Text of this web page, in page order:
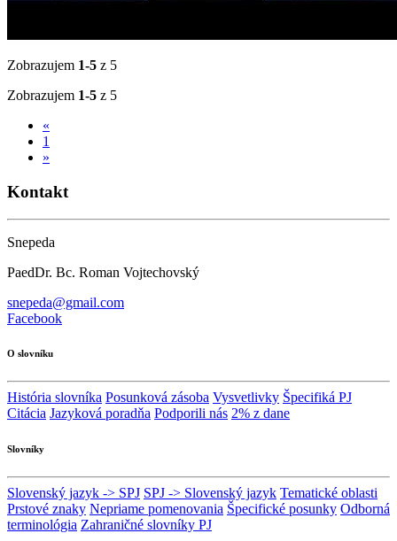
Zobrazujem 1-5 z 5
Zobrazujem 1-5 z 5
«
1
»
Kontakt
Snepeda
PaedDr. Bc. Roman Vojtechovský
snepeda@gmail.com
Facebook
O slovníku
História slovníka Posunková zásoba Vysvetlivky Špecifiká PJ
Citácia Jazyková poradňa Podporili nás 2% z dane
Slovníky
Slovenský jazyk -> SPJ SPJ -> Slovenský jazyk Tematické oblasti
Prstové znaky Nepriame pomenovania Špecifické posunky Odborná
terminológia Zahraničné slovníky PJ